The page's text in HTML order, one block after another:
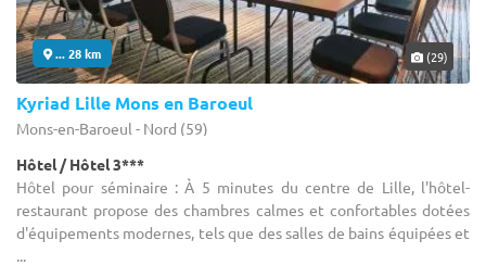
... 28 km (29)
Kyriad Lille Mons en Baroeul
Mons-en-Baroeul - Nord (59)
Hôtel / Hôtel 3***
Hôtel pour séminaire : À 5 minutes du centre de Lille, l'hôtel-
restaurant propose des chambres calmes et confortables dotées
d'équipements modernes, tels que des salles de bains équipées et
...